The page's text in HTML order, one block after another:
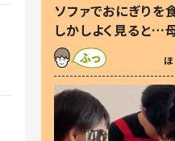
ソファでおにぎり
しかしよく見ると…母
察した母の投稿に「
す！」「現行犯〜」